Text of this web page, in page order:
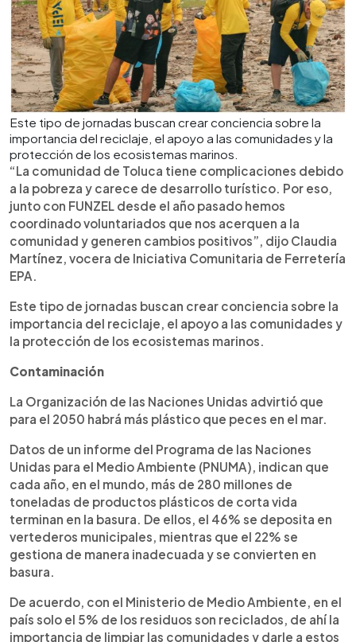
Este tipo de jornadas buscan crear conciencia sobre la
importancia del reciclaje, el apoyo a las comunidades y la
protección de los ecosistemas marinos.
“La comunidad de Toluca tiene complicaciones debido
a la pobreza y carece de desarrollo turístico. Por eso,
junto con FUNZEL desde el año pasado hemos
coordinado voluntariados que nos acerquen a la
comunidad y generen cambios positivos”, dijo Claudia
Martínez, vocera de Iniciativa Comunitaria de Ferretería
EPA.
Este tipo de jornadas buscan crear conciencia sobre la
importancia del reciclaje, el apoyo a las comunidades y
la protección de los ecosistemas marinos.
Contaminación
La Organización de las Naciones Unidas advirtió que
para el 2050 habrá más plástico que peces en el mar.
Datos de un informe del Programa de las Naciones
Unidas para el Medio Ambiente (PNUMA), indican que
cada año, en el mundo, más de 280 millones de
toneladas de productos plásticos de corta vida
terminan en la basura. De ellos, el 46% se deposita en
vertederos municipales, mientras que el 22% se
gestiona de manera inadecuada y se convierten en
basura.
De acuerdo, con el Ministerio de Medio Ambiente, en el
país solo el 5% de los residuos son reciclados, de ahí la
importancia de limpiar las comunidades y darle a estos